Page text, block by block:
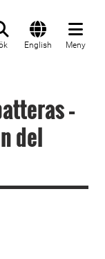
English Meny
–
del